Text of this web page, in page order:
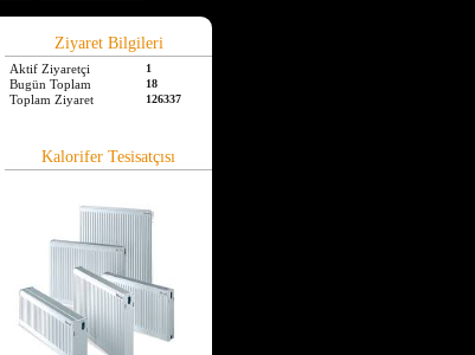
Ziyaret Bilgileri
Aktif Ziyaretçi 1
Bugün Toplam 18
Toplam Ziyaret 126337
Kalorifer Tesisatçısı